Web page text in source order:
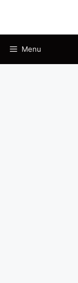
Menu